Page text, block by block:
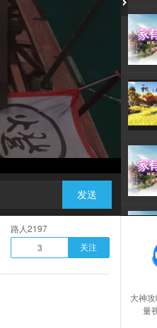
发送
路人2197
3
关注
大神
量